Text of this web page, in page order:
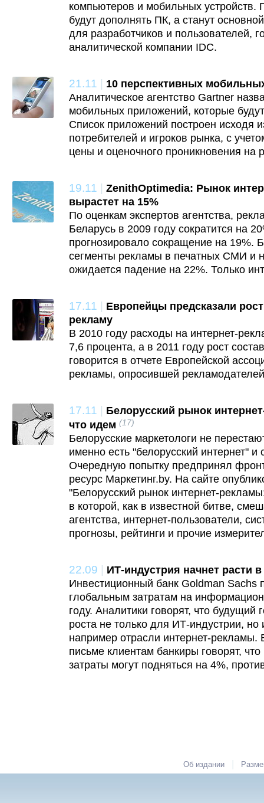
компьютеров и мобильных
будут дополнять ПК, а станут
для разработчиков и пользователей,
аналитической компании IDC.
21.11 | 10 перспективных
Аналитическое агентство Gartner
мобильных приложений, которые
Список приложений построен исходя
потребителей и игроков рынка, с
цены и оценочного проникновения на
19.11 | ZenithOptimedia: Рынок
вырастет на 15%
По оценкам экспертов агентства,
Беларусь в 2009 году сократится на
прогнозировало сокращение на 19%.
сегменты рекламы в печатных СМИ и
ожидается падение на 22%. Только
17.11 | Европейцы предсказали
рекламу
В 2010 году расходы на интернет-
7,6 процента, а в 2011 году рост
говорится в отчете Европейской
рекламы, опросившей
17.11 | Белорусский рынок
что идем (17)
Белорусские маркетологи не
именно есть "белорусский интернет" и
Очередную попытку предпринял
ресурс Маркетинг.by. На сайте
"Белорусский рынок интернет-
в которой, как в известной битве,
агентства, интернет-пользователи,
прогнозы, рейтинги и прочие
22.09 | ИТ-индустрия начнет расти в
Инвестиционный банк Goldman Sachs
глобальным затратам на
году. Аналитики говорят, что будущий
роста не только для ИТ-индустрии,
например отрасли интернет-
письме клиентам банкиры говорят,
затраты могут подняться на 4%,
Об издании |